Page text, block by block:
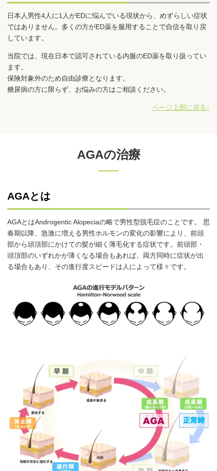
日本人男性4人に1人がEDに悩んでいる現状から、めずらしい症状
ではありません。多くの方がED薬を服用することで自信を取り戻
しています。
当院では、現在日本で認可されている内服のED薬を取り扱ってい
ます。
保険対象外のため自由診療となります。
糖尿病の方に限らず、お悩みの方はご相談ください。
ページ上部に戻る↑
AGAの治療
AGAとは
AGAとはAndrogentic Alopeciaの略で男性型脱毛症のことです。 思
春期以降、急激に増える男性ホルモンの変化の影響により、前頭
部から頭頂部にかけての髪が細く薄毛化する症状です。前頭部・
頭頂部のいずれかが薄くなる場合もあれば、両方同時に症状が出
る場合もあり、その進行度スピードは人によって様々です。